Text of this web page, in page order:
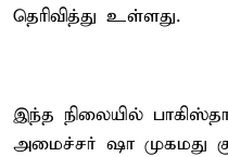
தெரிவித்து உள்ளது.
இந்த நிலையில்
அமைச்சர் ஷா முகமது